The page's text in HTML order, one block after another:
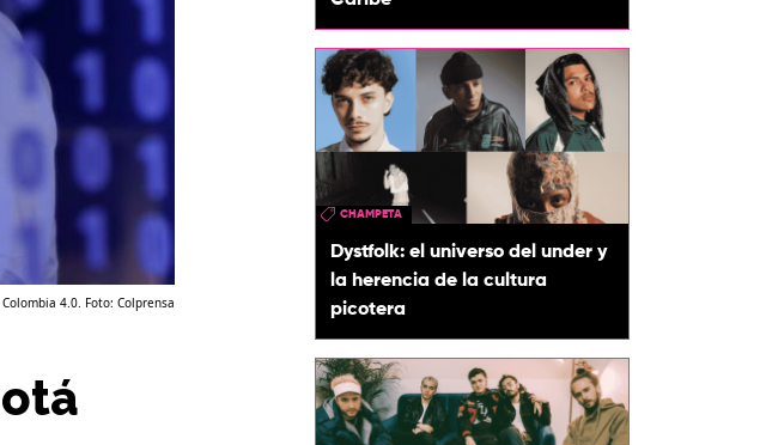
4.0. Foto: Colprensa
CHAMPETA
Dystfolk: el universo del under y
la herencia de la cultura
picotera